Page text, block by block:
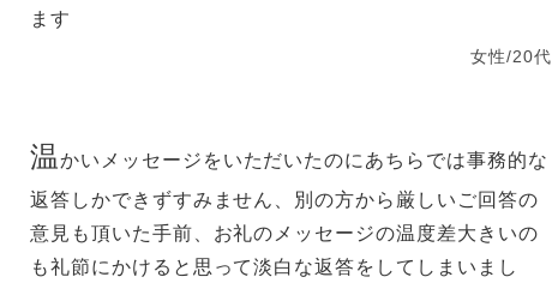
ます
女性/20代
温かいメッセージをいただいたのにあちらでは事務的な
返答しかできずすみません、別の方から厳しいご回答の
意見も頂いた手前、お礼のメッセージの温度差大きいの
も礼節にかけると思って淡白な返答をしてしまいまし